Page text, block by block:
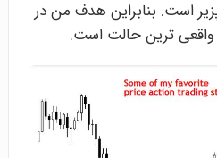
است. بنابراین هدف من در
ترین حالت است.